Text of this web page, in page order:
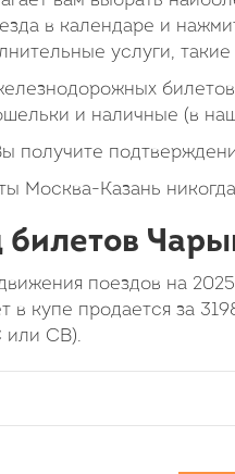
в календаре и
услуги,
и наличные (в
получите
Москва-Казань
поездов на
в купе продается за
или СВ).